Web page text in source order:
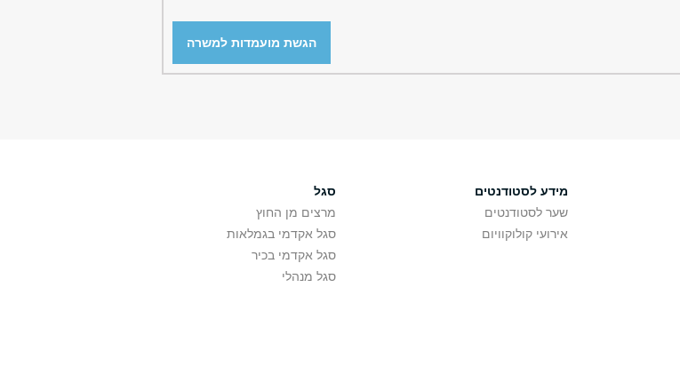
הגשת מועמדות למשרה
מידע לסטודנטים
שער לסטודנטים
אירועי קולוקוויום
סגל
מרצים מן החוץ
סגל אקדמי בגמלאות
סגל אקדמי בכיר
סגל מנהלי